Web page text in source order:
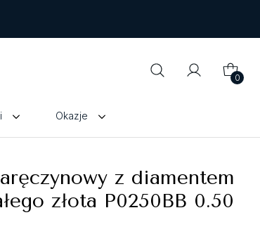
0
Okazje
z diamentem
złota P0250BB 0.50